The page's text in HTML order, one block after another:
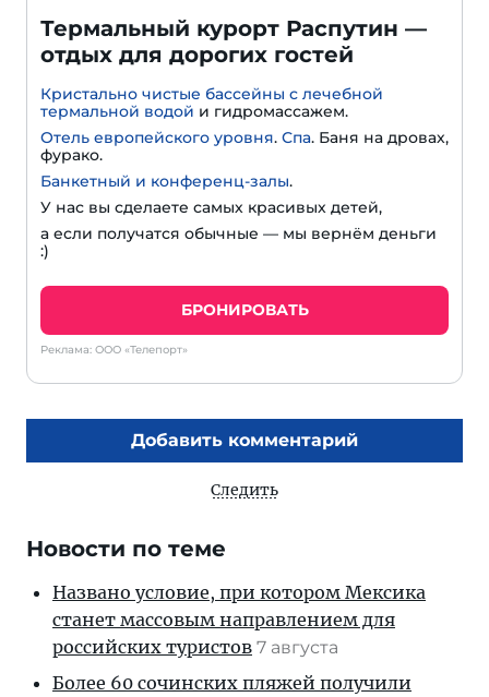
Термальный курорт Распутин —
отдых для дорогих гостей
Кристально чистые бассейны с лечебной
термальной водой и гидромассажем.
Отель европейского уровня. Спа. Баня на дровах,
фурако.
Банкетный и конференц-залы.
У нас вы сделаете самых красивых детей,
а если получатся обычные — мы вернём деньги
:)
БРОНИРОВАТЬ
Реклама: ООО «Телепорт»
Добавить комментарий
Следить
Новости по теме
Названо условие, при котором Мексика
станет массовым направлением для
российских туристов 7 августа
Более 60 сочинских пляжей получили